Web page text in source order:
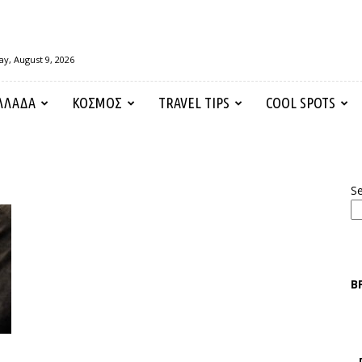
August 9, 2026
ΚΟΣΜΟΣ TRAVEL TIPS COOL SPOTS